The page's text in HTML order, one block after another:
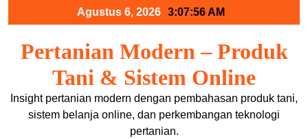
Agustus 6, 2026 3:07:57 AM
Pertanian Modern – Produk
Tani & Sistem Online
Insight pertanian modern dengan pembahasan produk tani,
sistem belanja online, dan perkembangan teknologi
pertanian.